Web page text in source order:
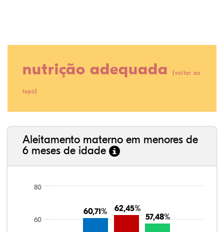
nutrição adequada (voltar ao
topo)
Aleitamento materno em menores de
6 meses de idade
60,71%
60,71% 62,45%
62,45%
57,48%
57,48%
60
80
11,24%
1,74%
0,12%
69,06%
3,71%
14,14%
35,89%
3,62%
0,11%
52,11%
2,54%
5,72%